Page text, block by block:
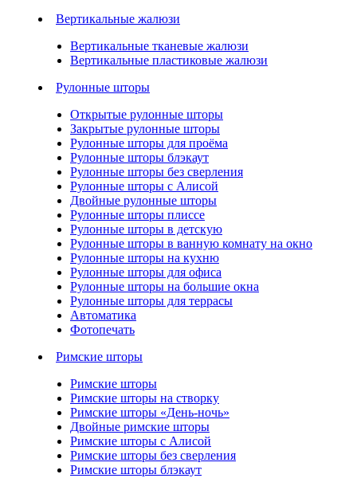
Вертикальные жалюзи
Вертикальные тканевые жалюзи
Вертикальные пластиковые жалюзи
Рулонные шторы
Открытые рулонные шторы
Закрытые рулонные шторы
Рулонные шторы для проёма
Рулонные шторы блэкаут
Рулонные шторы без сверления
Рулонные шторы с Алисой
Двойные рулонные шторы
Рулонные шторы плиссе
Рулонные шторы в детскую
Рулонные шторы в ванную комнату на окно
Рулонные шторы на кухню
Рулонные шторы для офиса
Рулонные шторы на большие окна
Рулонные шторы для террасы
Автоматика
Фотопечать
Римские шторы
Римские шторы
Римские шторы на створку
Римские шторы «День-ночь»
Двойные римские шторы
Римские шторы с Алисой
Римские шторы без сверления
Римские шторы блэкаут